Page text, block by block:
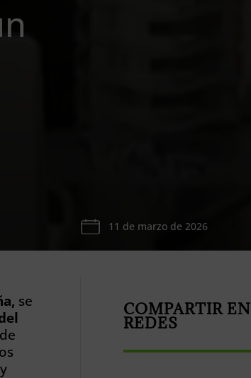
11 de marzo de 2026
se
COMPARTIR EN
REDES